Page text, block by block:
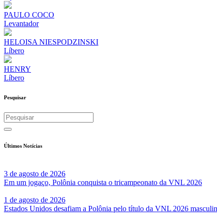
PAULO COCO
Levantador
HELOISA NIESPODZINSKI
Líbero
HENRY
Líbero
Pesquisar
Últimos Notícias
3 de agosto de 2026
Em um jogaço, Polônia conquista o tricampeonato da VNL 2026
1 de agosto de 2026
Estados Unidos desafiam a Polônia pelo título da VNL 2026